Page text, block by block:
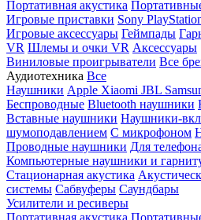
Портативная акустика
Игровые приставки Sony
Игровые аксессуары Геймпады
VR Шлемы и очки VR Аксессуары
Виниловые проигрыватели Все
Аудиотехника Все
Наушники Apple Xiaomi JBL
Беспроводные Bluetooth наушники
Вставные наушники Наушники-
шумоподавлением С микрофоном
Проводные наушники Для
Компьютерные наушники и
Стационарная акустика
системы Сабвуферы Саундбары
Усилители и ресиверы
Портативная акустика